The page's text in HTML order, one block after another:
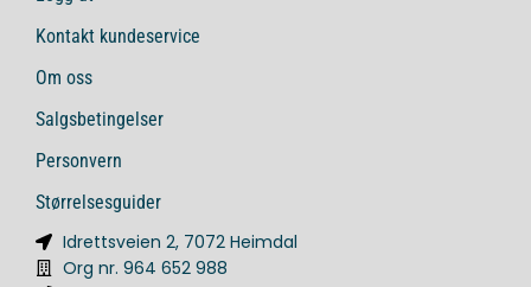
Kontakt kundeservice
Om oss
Salgsbetingelser
Personvern
Størrelsesguider
Idrettsveien 2, 7072 Heimdal
Org nr. 964 652 988